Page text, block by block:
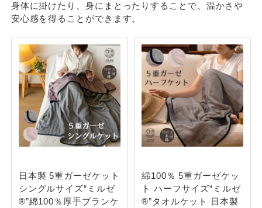
身体に掛けたり、身にまとったりすることで、温かさや
安心感を得ることができます。
日本製 5重ガーゼケット
シングルサイズ“ミルゼ
®”綿100％厚手ブランケ
綿100％ 5重ガーゼケッ
ト ハーフサイズ“ミルゼ
®”タオルケット 日本製